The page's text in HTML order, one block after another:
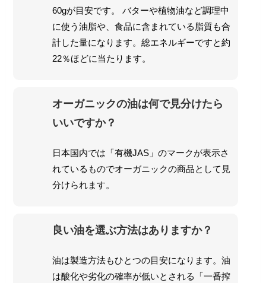
60gが目安です。 バターや植物油など調理中
に使う油脂や、食品に含まれている脂質も合
計した量になります。総エネルギーですと約
22％ほどに当たります。
オーガニックの油は何で見分けたら
いいですか？
日本国内では「有機JAS」のマークが表示さ
れているものでオーガニックの商品として見
分けられます。
良い油を選ぶ方法はありますか？
油は製造方法もひとつの目安になります。油
は酸化や劣化の確率が低いとされる「一番搾